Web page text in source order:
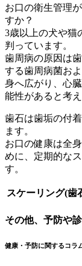
お口の衛生管理
すか？
3歳以上の犬や猫
判っています。
歯周病の原因は
する歯周病菌お
身へ広がり、心
能性があると考
歯石は歯垢の付
ます。
お口の健康は全
めに、定期的な
す。
スケーリング(歯
その他、予防や
健康・予防に関するコラ